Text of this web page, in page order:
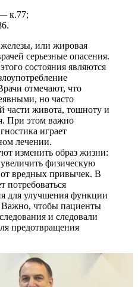
к.77;
или жировая
серьезные опасения.
состояния являются
отмечают, что
но часто
части живота, тошноту и
При этом важно
играет
лечении.
изменить образ жизни:
физическую
от вредных привычек. В
потребоваться
для улучшения функции
чтобы пациенты
и следовали
предотвращения